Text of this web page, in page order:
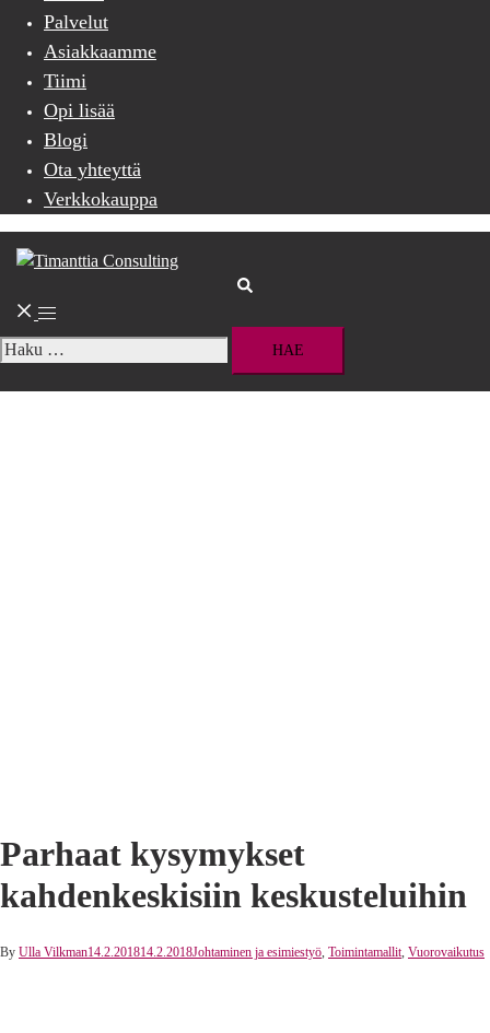
Palvelut
Asiakkaamme
Tiimi
Opi lisää
Blogi
Ota yhteyttä
Verkkokauppa
Toggle
menu
Haku:
Parhaat kysymykset
kahdenkeskisiin keskusteluihin
By Ulla Vilkman14.2.201814.2.2018Johtaminen ja esimiestyö, Toimintamallit, Vuorovaikutus